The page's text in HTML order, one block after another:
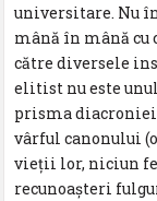
universitare. Nu
mână în mână
către diversele
elitist nu este
prisma
vârful canonului
vieții lor, niciun fel
recunoașteri